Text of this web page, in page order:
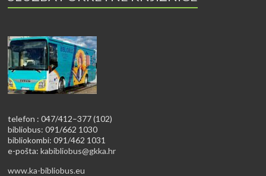
telefon : 047/412–377 (102)
bibliobus: 091/662 1030
bibliokombi: 091/462 1031
e-pošta:kabibliobus@gkka.hr
www.ka-bibliobus.eu